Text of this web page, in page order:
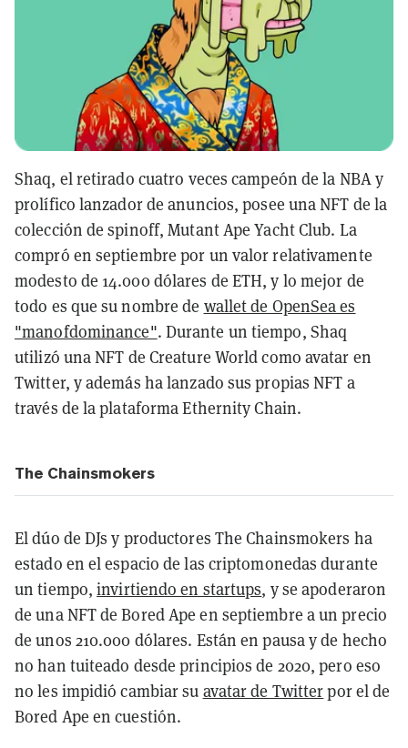
Shaq, el retirado cuatro veces campeón de la NBA y
prolífico lanzador de anuncios, posee una NFT de la
colección de spinoff, Mutant Ape Yacht Club. La
compró en septiembre por un valor relativamente
modesto de 14.000 dólares de ETH, y lo mejor de
todo es que su nombre de wallet de OpenSea es
"manofdominance". Durante un tiempo, Shaq
utilizó una NFT de Creature World como avatar en
Twitter, y además ha lanzado sus propias NFT a
través de la plataforma Ethernity Chain.
The Chainsmokers
El dúo de DJs y productores The Chainsmokers ha
estado en el espacio de las criptomonedas durante
un tiempo,invirtiendo en startups, y se apoderaron
de una NFT de Bored Ape en septiembre a un precio
de unos 210.000 dólares. Están en pausa y de hecho
no han tuiteado desde principios de 2020, pero eso
no les impidió cambiar su avatar de Twitterpor el de
Bored Ape en cuestión.